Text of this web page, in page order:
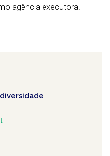
agência executora.